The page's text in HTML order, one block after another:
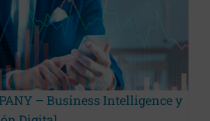
– Business Intelligence y